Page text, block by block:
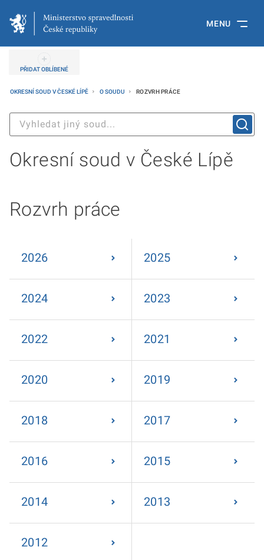
MENU
PŘIDAT OBLÍBENÉ
OKRESNÍ SOUD V ČESKÉ LÍPĚ O SOUDU ROZVRH PRÁCE
Okresní soud v České Lípě
Rozvrh práce
2026 2025
2024 2023
2022 2021
2020 2019
2018 2017
2016 2015
2014 2013
2012